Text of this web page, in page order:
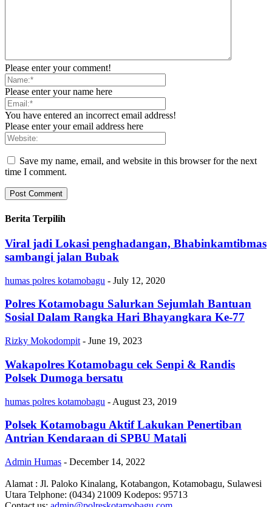
Please enter your comment!
Please enter your name here
You have entered an incorrect email address!
Please enter your email address here
Save my name, email, and website in this browser for the next
time I comment.
Berita Terpilih
Viral jadi Lokasi penghadangan, Bhabinkamtibmas
sambangi jalan Bubak
humas polres kotamobagu - July 12, 2020
Polres Kotamobagu Salurkan Sejumlah Bantuan
Sosial Dalam Rangka Hari Bhayangkara Ke-77
Rizky Mokodompit - June 19, 2023
Wakapolres Kotamobagu cek Senpi & Randis
Polsek Dumoga bersatu
humas polres kotamobagu - August 23, 2019
Polsek Kotamobagu Aktif Lakukan Penertiban
Antrian Kendaraan di SPBU Matali
Admin Humas - December 14, 2022
Alamat : Jl. Paloko Kinalang, Kotabangon, Kotamobagu, Sulawesi
Utara Telphone: (0434) 21009 Kodepos: 95713